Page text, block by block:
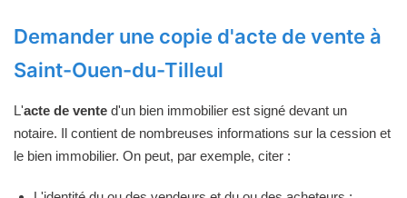
Demander une copie d'acte de vente à
Saint-Ouen-du-Tilleul
L'acte de vente d'un bien immobilier est signé devant un
notaire. Il contient de nombreuses informations sur la cession et
le bien immobilier. On peut, par exemple, citer :